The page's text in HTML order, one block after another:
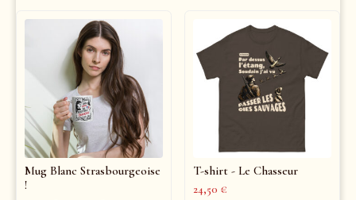
Mug Blanc Strasbourgeoise
!
T-shirt - Le Chasseur
24,50 €